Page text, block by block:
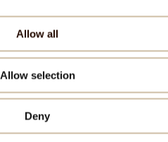
Allow all
Allow selection
Deny